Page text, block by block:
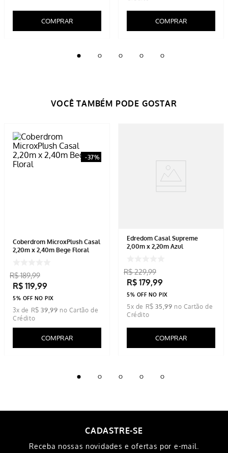
COMPRAR COMPRAR
-37%
Coberdrom MicroxPlush Casal
2,20m x 2,40m Bege Floral
R$ 189,99
R$ 119,99
5% OFF NO PIX
3x de R$ 39 ,99
COMPRAR
Edredom Casal Supreme
2,00m x 2,20m Azul
R$ 229,99
R$ 179,99
5% OFF NO PIX
5x de R$ 35 ,99
COMPRAR
CADASTRE-SE
Receba nossas novidades e ofertas por e-mail.